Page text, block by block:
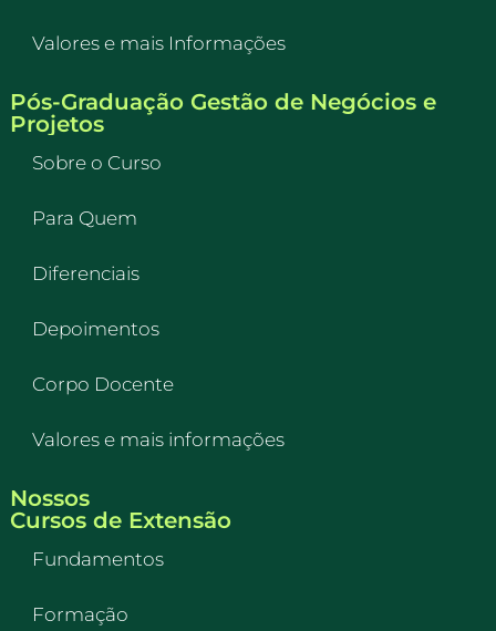
Valores e mais Informações
Pós-Graduação Gestão de Negócios e
Projetos
Sobre o Curso
Para Quem
Diferenciais
Depoimentos
Corpo Docente
Valores e mais informações
Nossos
Cursos de Extensão
Fundamentos
Formação